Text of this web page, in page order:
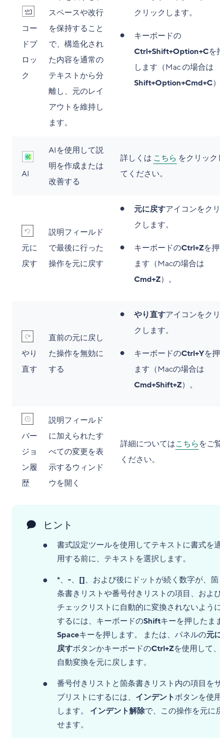
コー
ドブ
ロッ
ク
スペースや改行
を保持すること
で、構造化され
た内容を通常の
テキストから分
離し、元のレイ
アウトを維持し
ます。
クリックします。
キーボードの
Ctrl+Shift+Option+Cを
します（Mac の場合は
Shift+Option+Cmd+C
AI
AIを使用して説
明を作成または
改善する
詳しくは こちら をクリック
てください。
元に
戻す
説明フィールド
で最後に行った
操作を元に戻す
元に戻すアイコンをク
クします。
キーボードのCtrl+Zを
ます（Macの場合は
Cmd+Z）。
やり
直す
直前の元に戻し
た操作を無効に
する
やり直すアイコンをク
クします。
キーボードのCtrl+Yを
ます（Macの場合は
Cmd+Shift+Z）。
バー
ジョ
ン履
歴
説明フィールド
に加えられたす
べての変更を表
示するウィンド
ウを開く
詳細についてはこちらをご
ください。
ヒント
書式設定ツールを使用してテキストに書式を
用する前に、テキストを選択します。
*、 -、 []、および後にドットが続く数字が、箇
条書きリストや番号付きリストの項目、およ
チェックリストに自動的に変換されないよう
するには、キーボードのShiftキーを押したま
Spaceキーを押します。 または、パネルの元
戻すボタンかキーボードのCtrl+Zを使用して
自動変換を元に戻します。
番号付きリストと箇条書きリスト内の項目を
ブリストにするには、 インデントボタンを使
します。 インデント解除で、この操作を元に
せます。